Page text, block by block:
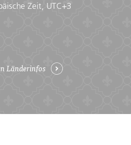
Zeit, UTC+3
Länderinfos